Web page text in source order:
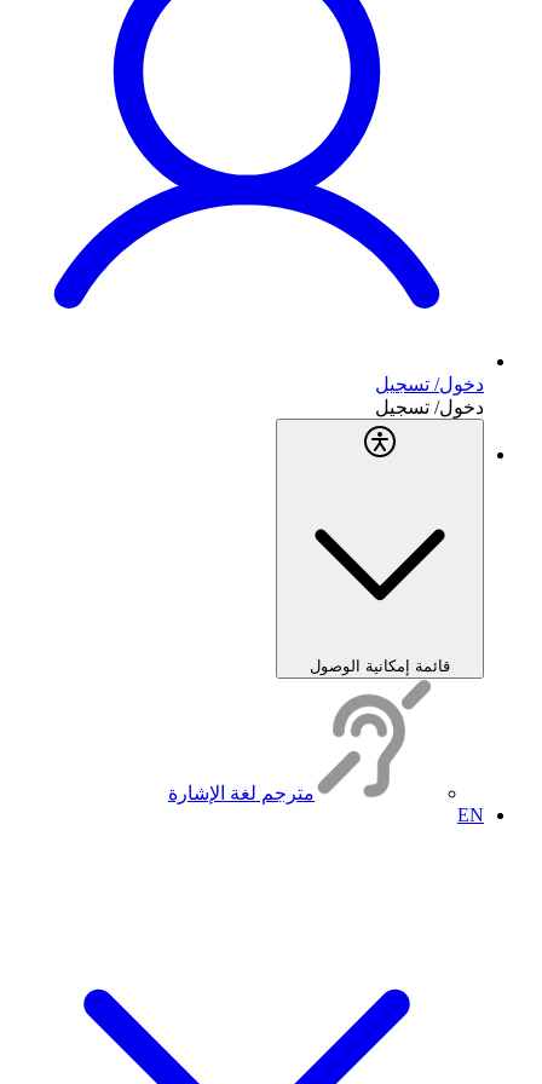
دخول/ تسجيل
دخول/ تسجيل
قائمة إمكانية الوصول
مترجم لغة الإشارة
EN